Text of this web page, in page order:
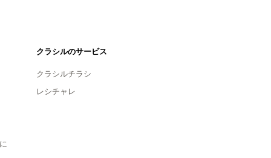
クラシルのサービス
クラシルチラシ
レシチャレ